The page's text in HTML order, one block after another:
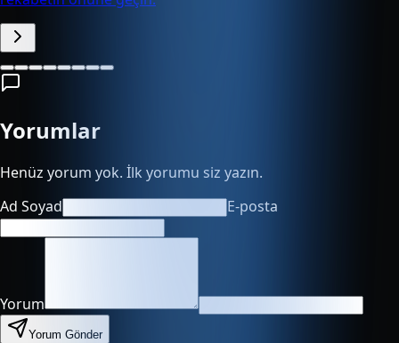
Yorumlar
Henüz yorum yok. İlk yorumu siz yazın.
Ad Soyad
E-posta
Yorum
Yorum Gönder